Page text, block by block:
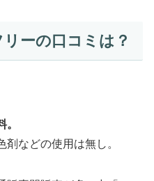
ーの口コミは？
などの使用は無し。